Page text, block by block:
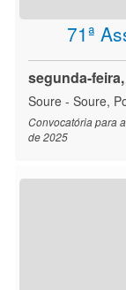
71ª
segunda-
Soure - Soure,
Convocatória para
de 2025